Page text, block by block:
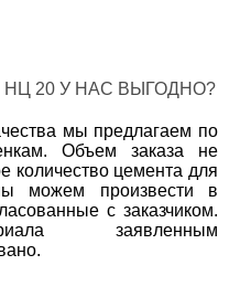
20 У НАС ВЫГОДНО?
мы предлагаем по
Объем заказа не
количество цемента для
можем произвести в
с заказчиком.
заявленным